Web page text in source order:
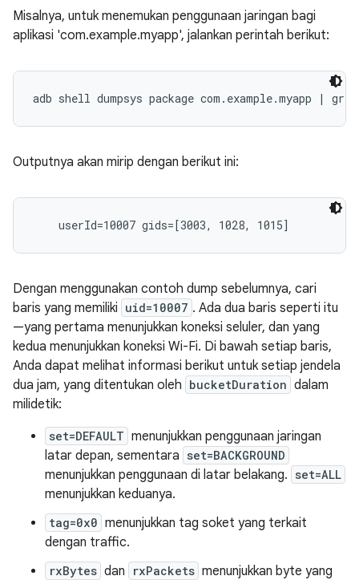
Misalnya, untuk menemukan penggunaan jaringan bagi
aplikasi 'com.example.myapp', jalankan perintah berikut:
Outputnya akan mirip dengan berikut ini:
Dengan menggunakan contoh dump sebelumnya, cari
baris yang memiliki uid=10007 . Ada dua baris seperti itu
—yang pertama menunjukkan koneksi seluler, dan yang
kedua menunjukkan koneksi Wi-Fi. Di bawah setiap baris,
Anda dapat melihat informasi berikut untuk setiap jendela
dua jam, yang ditentukan oleh bucketDuration dalam
milidetik:
set=DEFAULT menunjukkan penggunaan jaringan
latar depan, sementara set=BACKGROUND
menunjukkan penggunaan di latar belakang. set=ALL
menunjukkan keduanya.
tag=0x0 menunjukkan tag soket yang terkait
dengan traffic.
rxBytes dan rxPackets menunjukkan byte yang